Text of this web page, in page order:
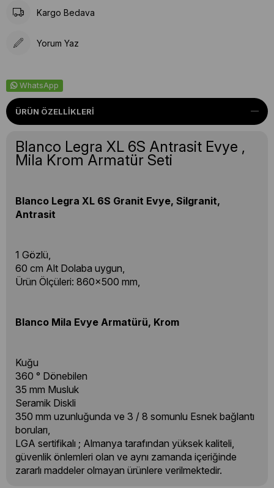
Kargo Bedava
Yorum Yaz
WhatsApp
ÜRÜN ÖZELLIKLERI
Blanco Legra XL 6S Antrasit Evye ,
Mila Krom Armatür Seti
Blanco Legra XL 6S Granit Evye, Silgranit,
Antrasit
1 Gözlü,
60 cm Alt Dolaba uygun,
Ürün Ölçüleri: 860x500 mm,
Blanco Mila Evye Armatürü, Krom
Kuğu
360 ° Dönebilen
35 mm Musluk
Seramik Diskli
350 mm uzunluğunda ve 3 / 8 somunlu Esnek bağlantı
boruları,
LGA sertifikalı ; Almanya tarafından yüksek kaliteli,
güvenlik önlemleri olan ve aynı zamanda içeriğinde
zararlı maddeler olmayan ürünlere verilmektedir.